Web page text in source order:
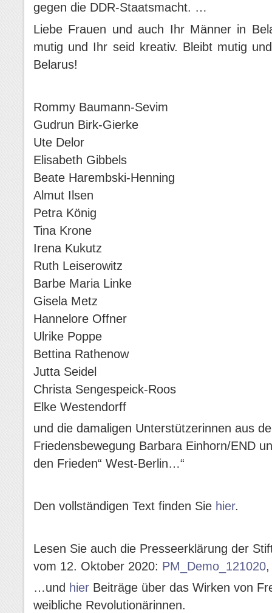
gegen die DDR-Staatsmacht. …
Liebe Frauen und auch Ihr Männer in
mutig und Ihr seid kreativ. Bleibt mutig
Belarus!
Rommy Baumann-Sevim
Gudrun Birk-Gierke
Ute Delor
Elisabeth Gibbels
Beate Harembski-Henning
Almut Ilsen
Petra König
Tina Krone
Irena Kukutz
Ruth Leiserowitz
Barbe Maria Linke
Gisela Metz
Hannelore Offner
Ulrike Poppe
Bettina Rathenow
Jutta Seidel
Christa Sengespeick-Roos
Elke Westendorff
und die damaligen Unterstützerinnen aus
Friedensbewegung Barbara Einhorn/END
den Frieden“ West-Berlin…“
Den vollständigen Text finden Sie hier.
Lesen Sie auch die Presseerklärung der
vom 12. Oktober 2020: PM_Demo_121020,
…und hier Beiträge über das Wirken von
weibliche Revolutionärinnen.